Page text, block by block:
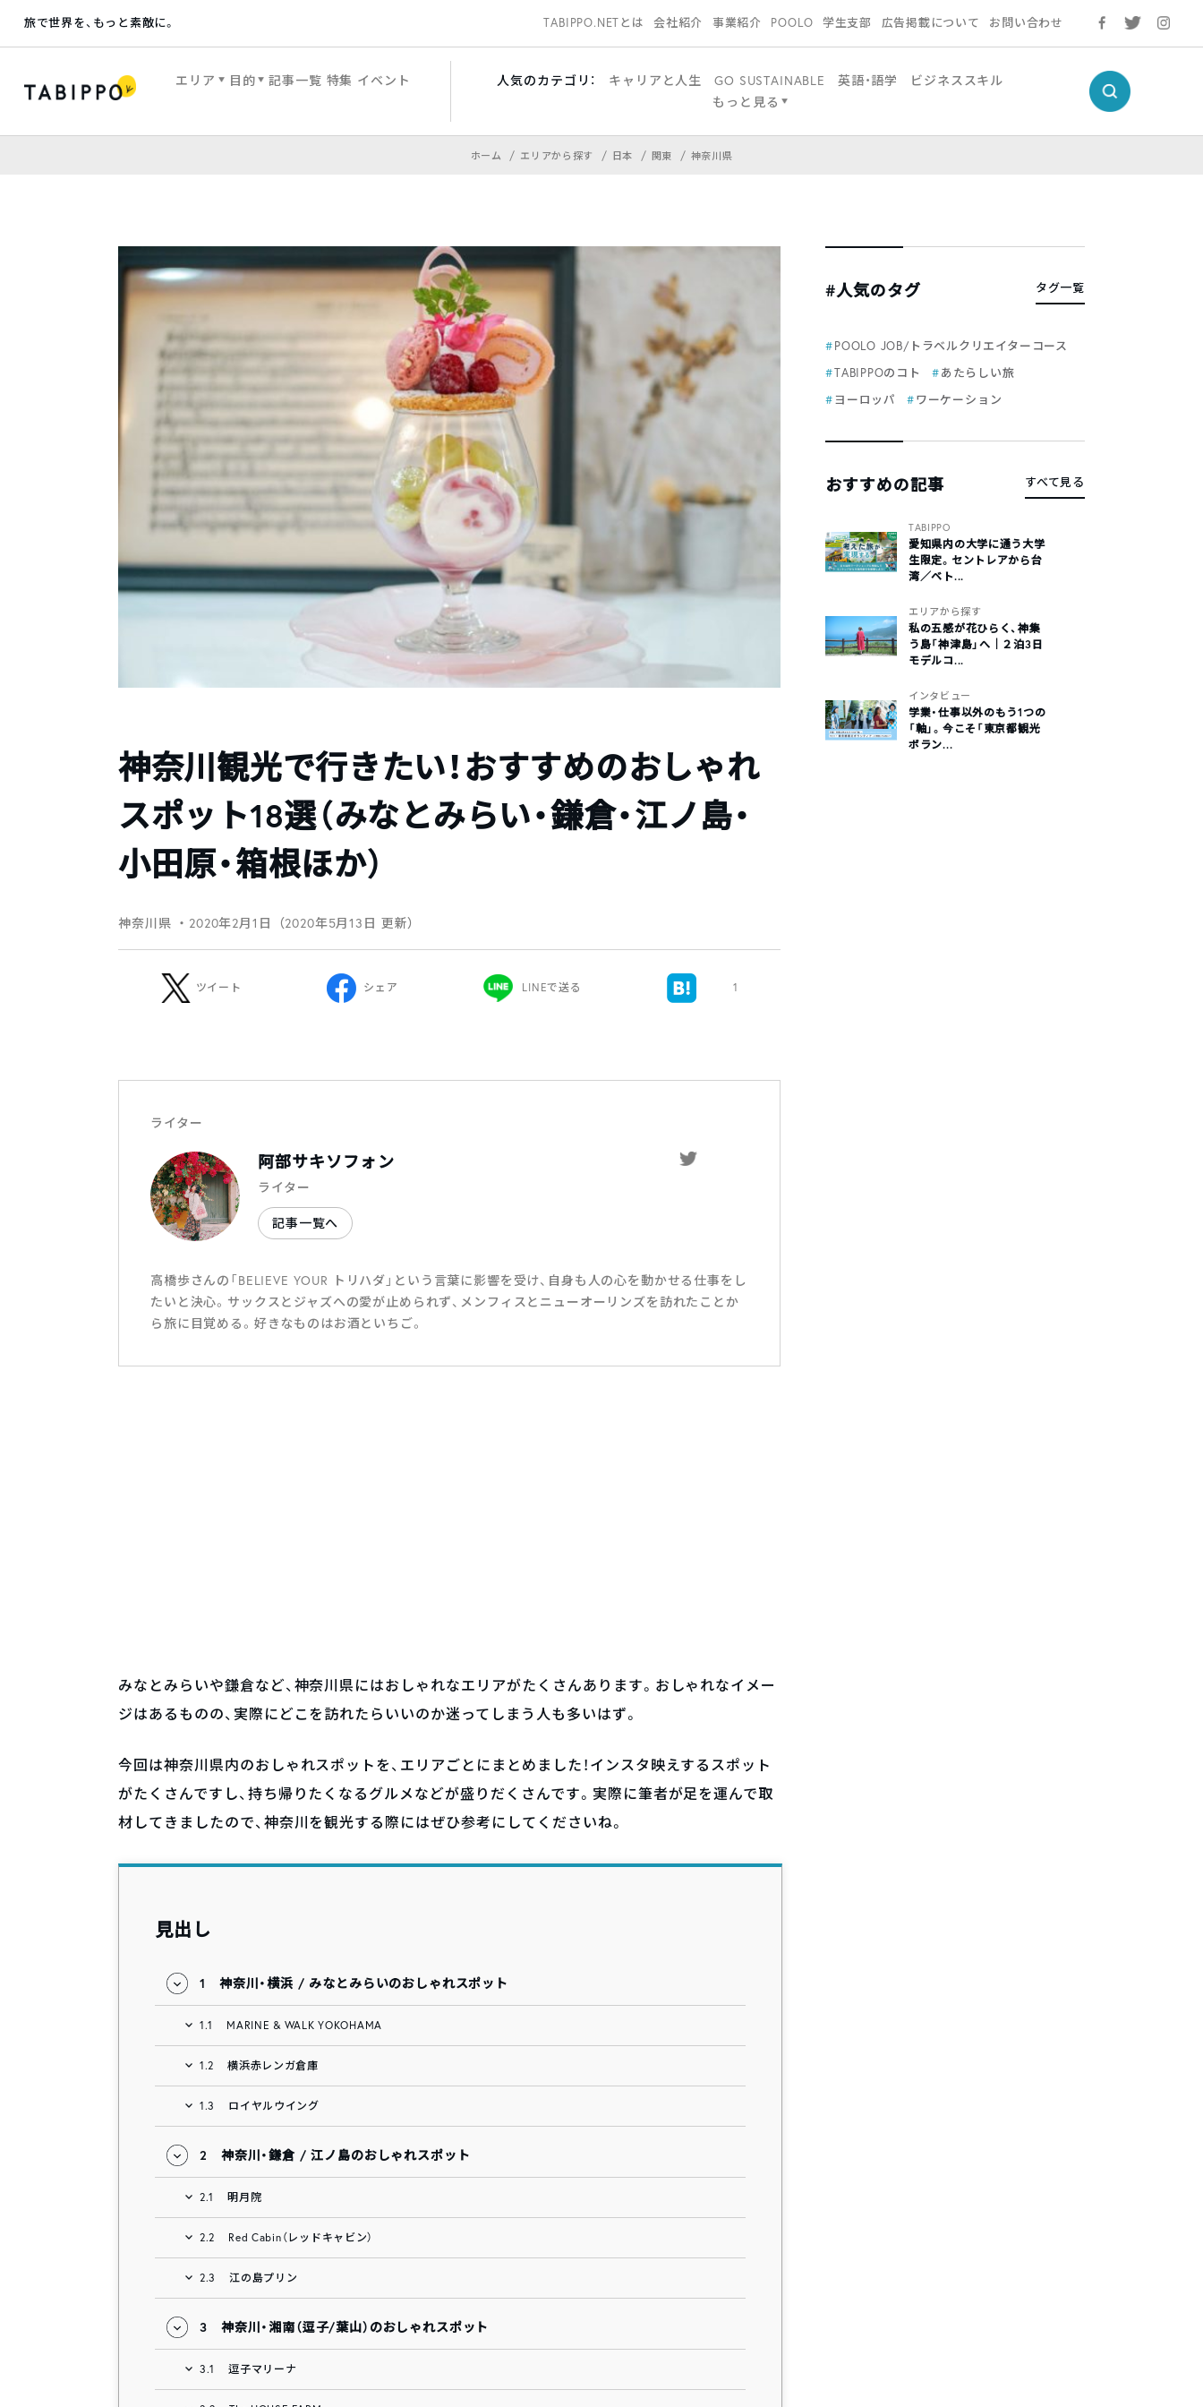
旅で世界を、もっと素敵に。 TABIPPO.NETとは 会社紹介 事業紹介 POOLO 学生支部 広告掲載について お問い合わせ
エリア 目的 記事一覧 特集 イベント 人気のカテゴリ： キャリアと人生 GO SUSTAINABLE 英語・語学
ビジネススキル
もっと見る
ホーム エリアから探す 日本 関東 神奈川県
神奈川観光で行きたい！おすすめのおしゃれ
スポット18選（みなとみらい・鎌倉・江ノ島・
小田原・箱根ほか）
神奈川県 ・2020年2月1日（2020年5月13日 更新）
ツイート シェア LINEで送る 1
ライター
阿部サキソフォン
ライター
記事一覧へ
高橋歩さんの「BELIEVE YOUR トリハダ」という言葉に影響を受け、自身も人の心を動かせる仕事をし
たいと決心。サックスとジャズへの愛が止められず、メンフィスとニューオーリンズを訪れたことか
ら旅に目覚める。好きなものはお酒といちご。
みなとみらいや鎌倉など、神奈川県にはおしゃれなエリアがたくさんあります。おしゃれなイメー
ジはあるものの、実際にどこを訪れたらいいのか迷ってしまう人も多いはず。
今回は神奈川県内のおしゃれスポットを、エリアごとにまとめました！インスタ映えするスポット
がたくさんですし、持ち帰りたくなるグルメなどが盛りだくさんです。実際に筆者が足を運んで取
材してきましたので、神奈川を観光する際にはぜひ参考にしてくださいね。
見出し
1 神奈川・横浜 / みなとみらいのおしゃれスポット
1.1 MARINE & WALK YOKOHAMA
1.2 横浜赤レンガ倉庫
1.3 ロイヤルウイング
2 神奈川・鎌倉 / 江ノ島のおしゃれスポット
2.1 明月院
2.2 Red Cabin（レッドキャビン）
2.3 江の島プリン
3 神奈川・湘南（逗子/葉山）のおしゃれスポット
3.1 逗子マリーナ
#人気のタグ タグ一覧
POOLO JOB/トラベルクリエイターコース
TABIPPOのコト
あたらしい旅
ヨーロッパ
ワーケーション
おすすめの記事 すべて見る
TABIPPO
愛知県内の大学に通う大学
生限定。セントレアから台
湾／ベト...
エリアから探す
私の五感が花ひらく、神集
う島「神津島」へ｜２泊3日
モデルコ...
インタビュー
学業・仕事以外のもう1つの
「軸」。今こそ「東京都観光
ボラン...